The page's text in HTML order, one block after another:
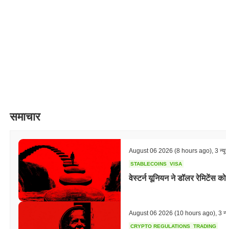
साझेदारियों द्वारा समृद्ध किया गया है, जो इसकी उपयोगिता और अपनाने को बढ़ाता
आप शिबा क्लासिक के साथ क्या कर सकते हैं?
शिबा क्लासिक अपने पारिस्थितिकी तंत्र के भीतर कई व्यावहारिक उपयोगिताएँ
है, जिससे उपयोगकर्ताओं को मूल्य भेजने और विकेन्द्रीकृत अनुप्रयोगों (dApps) के
नेटवर्क को सुरक्षित रखने में मदद करता है जबकि संभावित रूप से पुरस्कार अर्जित
प्रोजेक्ट के विकास और भविष्य की दिशा के संबंध में निर्णयों को प्रभावित करने की
लिए उपकरण प्रदान करता है, जो पारिस्थितिकी तंत्र के भीतर नवाचार को बढ़ावा
का उपयोग भुगतान और अन्य कार्यात्मकताओं के लिए किया जा सके। इसके अलावा,
समाचार
August 06 2026 (8 hours ago) 3
STABLECOINS VISA
वेस्टर्न यूनियन ने डॉलर रेमिटेंस
August 06 2026 (10 hours ago) 3
CRYPTO REGULATIONS TRADING